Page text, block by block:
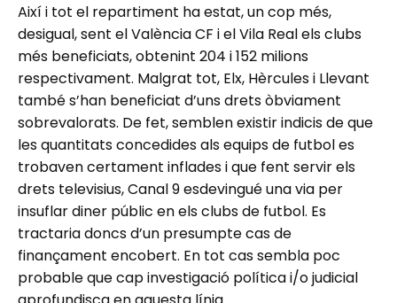
Així i tot el repartiment ha estat, un cop més,
desigual, sent el València CF i el Vila Real els clubs
més beneficiats, obtenint 204 i 152 milions
respectivament. Malgrat tot, Elx, Hèrcules i Llevant
també s’han beneficiat d’uns drets òbviament
sobrevalorats. De fet, semblen existir indicis de que
les quantitats concedides als equips de futbol es
trobaven certament inflades i que fent servir els
drets televisius, Canal 9 esdevingué una via per
insuflar diner públic en els clubs de futbol. Es
tractaria doncs d’un presumpte cas de
finançament encobert. En tot cas sembla poc
probable que cap investigació política i/o judicial